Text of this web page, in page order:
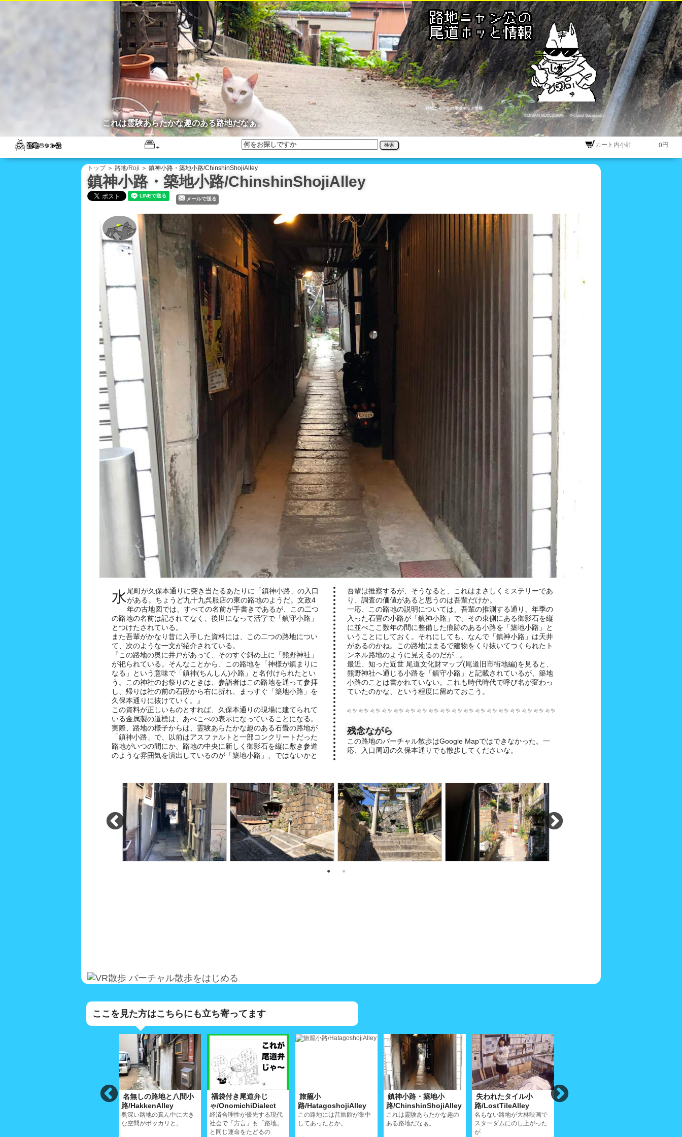
路地ニャン公の尾道ホット情報
©BISAN SECESSION・ ©Travel Secession
検索 カート内小計 円
これは霊験あらたかな趣のある路地だなぁ。
トップ＞ 路地/Roji ＞ 鎮神小路・築地小路/ChinshinShojiAlley
鎮神小路・築地小路/ChinshinShojiAlley
メールで送る
水尾町が久保本通りに突き当たるあたりに「鎮神小路」の入口
がある。ちょうど九十九呉服店の東の路地のようだ。文政4
年の古地図では、すべての名前が手書きであるが、この二つ
の路地の名前は記されてなく、後世になって活字で「鎮守小路」
とつけたされている。
また吾輩がかなり昔に入手した資料には、この二つの路地につい
て、次のような一文が紹介されている。
『この路地の奥に井戸があって、そのすぐ斜め上に「熊野神社」
が祀られている。そんなことから、この路地を「神様が鎮まりに
なる」という意味で「鎮神(ちんしん)小路」と名付けられたとい
う。この神社のお祭りのときは、参詣者はこの路地を通って参拝
し、帰りは社の前の石段から右に折れ、まっすぐ「築地小路」を
久保本通りに抜けていく。』
この資料が正しいものとすれば、久保本通りの現場に建てられて
いる金属製の道標は、あべこべの表示になっていることになる。
実際、路地の様子からは、霊験あらたかな趣のある石畳の路地が
「鎮神小路」で、以前はアスファルトと一部コンクリートだった
路地がいつの間にか、路地の中央に新しく御影石を縦に敷き参道
のような雰囲気を演出しているのが「築地小路」、ではないかと
吾輩は推察するが、そうなると、これはまさしくミステリーであ
り、調査の価値があると思うのは吾輩だけか。
一応、この路地の説明については、吾輩の推測する通り、年季の
入った石畳の小路が「鎮神小路」で、その東側にある御影石を縦
に並べここ数年の間に整備した痕跡のある小路を「築地小路」と
いうことにしておく。それにしても、なんで「鎮神小路」は天井
があるのかね。この路地はまるで建物をくり抜いてつくられたト
ンネル路地のように見えるのだが...。
最近、知った近世 尾道文化財マップ(尾道旧市街地編)を見ると、
熊野神社へ通じる小路を「鎮守小路」と記載されているが、築地
小路のことは書かれていない。これも時代時代で呼び名が変わっ
ていたのかな、という程度に留めておこう。
残念ながら
この路地のバーチャル散歩はGoogle Mapではできなかった。一
応、入口周辺の久保本通りでも散歩してくださいな。
バーチャル散歩をはじめる
ここを見た方はこちらにも立ち寄ってます
名無しの路地と八間小
路/HakkenAlley
奥深い路地の真ん中に大き
な空間がポッカリと。
福袋付き尾道弁じ
ゃ/OnomichiDialect
経済合理性が優先する現代
社会で「方言」も「路地」
と同じ運命をたどるの
旅籠小
路/HatagoshojiAlley
この路地には昔旅館が集中
してあったとか。
鎮神小路・築地小
路/ChinshinShojiAlley
これは霊験あらたかな趣の
ある路地だなぁ。
失われたタイル小
路/LostTileAlley
名もない路地が大林映画で
スターダムにのし上がった
が
昭和通